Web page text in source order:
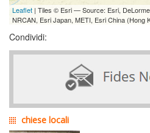
Leaflet | Tiles © Esri — Source: Esri,
NRCAN, Esri Japan, METI, Esri China (Hong
Condividi:
chiese locali